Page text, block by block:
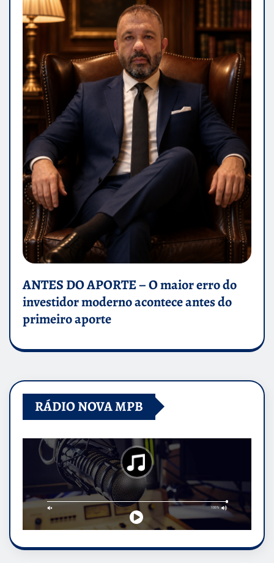
ANTES DO APORTE – O maior erro do
investidor moderno acontece antes do
primeiro aporte
RÁDIO NOVA MPB